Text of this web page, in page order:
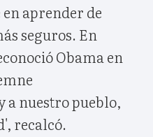
aprender de
seguros. En
Obama en
a nuestro pueblo,
recalcó.